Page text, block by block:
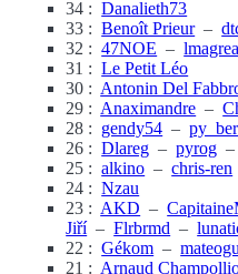
34 :Danalieth73
33 :Benoît Prieur–
32 :47NOE –
31 :Le Petit Léo
30 : Antonin Del
29 : Anaximandre –
28 : gendy54 –
26 :Dlareg –pyrog
25 :alkino –chris-ren
24 :Nzau
23 : AKD –
Jiří–Flrbrmd –
22 :Gékom –
21 : Arnaud